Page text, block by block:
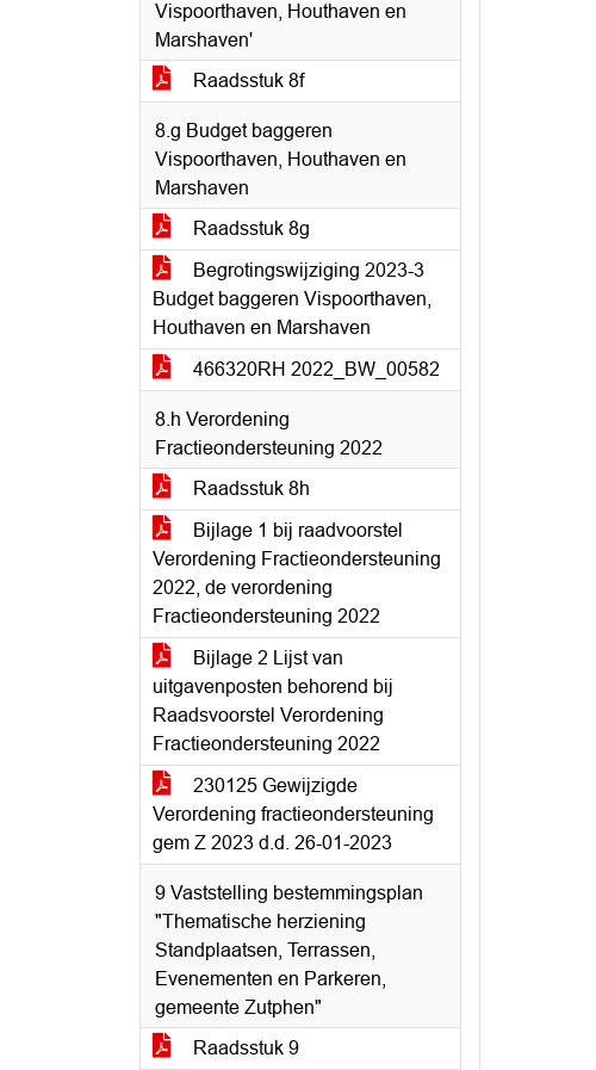
Vispoorthaven, Houthaven en
Marshaven'
Raadsstuk 8f
8.g Budget baggeren
Vispoorthaven, Houthaven en
Marshaven
Raadsstuk 8g
Begrotingswijziging 2023-3
Budget baggeren Vispoorthaven,
Houthaven en Marshaven
466320RH 2022_BW_00582
8.h Verordening
Fractieondersteuning 2022
Raadsstuk 8h
Bijlage 1 bij raadvoorstel
Verordening Fractieondersteuning
2022, de verordening
Fractieondersteuning 2022
Bijlage 2 Lijst van
uitgavenposten behorend bij
Raadsvoorstel Verordening
Fractieondersteuning 2022
230125 Gewijzigde
Verordening fractieondersteuning
gem Z 2023 d.d. 26-01-2023
9 Vaststelling bestemmingsplan
"Thematische herziening
Standplaatsen, Terrassen,
Evenementen en Parkeren,
gemeente Zutphen"
Raadsstuk 9